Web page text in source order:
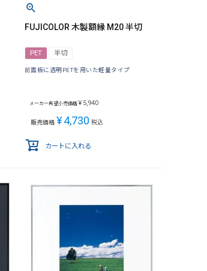
FUJICOLOR 木製額縁 M20 半切
PET 半切
前面板に透明PETを用いた軽量タイプ
メーカー希望小売価格 ¥ 5,940
販売価格 ¥4,730 税込
カートに入れる